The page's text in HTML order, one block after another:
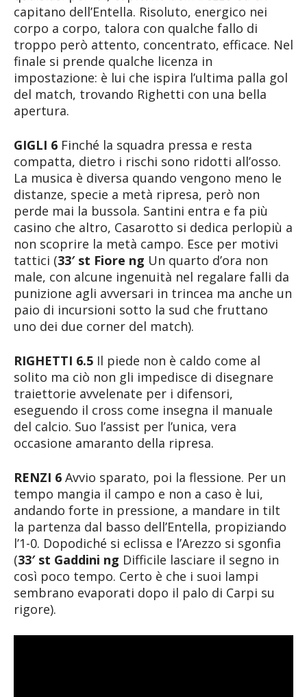
capitano dell’Entella. Risoluto, energico nei
corpo a corpo, talora con qualche fallo di
troppo però attento, concentrato, efficace. Nel
finale si prende qualche licenza in
impostazione: è lui che ispira l’ultima palla gol
del match, trovando Righetti con una bella
apertura.
GIGLI 6 Finché la squadra pressa e resta
compatta, dietro i rischi sono ridotti all’osso.
La musica è diversa quando vengono meno le
distanze, specie a metà ripresa, però non
perde mai la bussola. Santini entra e fa più
casino che altro, Casarotto si dedica perlopiù a
non scoprire la metà campo. Esce per motivi
tattici (33′ st Fiore ng Un quarto d’ora non
male, con alcune ingenuità nel regalare falli da
punizione agli avversari in trincea ma anche un
paio di incursioni sotto la sud che fruttano
uno dei due corner del match).
RIGHETTI 6.5 Il piede non è caldo come al
solito ma ciò non gli impedisce di disegnare
traiettorie avvelenate per i difensori,
eseguendo il cross come insegna il manuale
del calcio. Suo l’assist per l’unica, vera
occasione amaranto della ripresa.
RENZI 6 Avvio sparato, poi la flessione. Per un
tempo mangia il campo e non a caso è lui,
andando forte in pressione, a mandare in tilt
la partenza dal basso dell’Entella, propiziando
l’1-0. Dopodiché si eclissa e l’Arezzo si sgonfia
(33′ st Gaddini ng Difficile lasciare il segno in
così poco tempo. Certo è che i suoi lampi
sembrano evaporati dopo il palo di Carpi su
rigore).